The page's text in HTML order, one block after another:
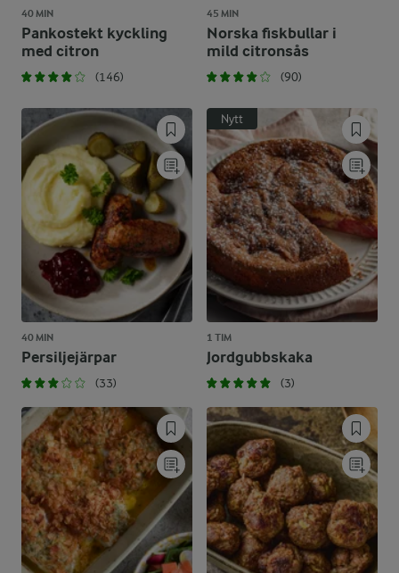
40 MIN
Pankostekt kyckling
med citron
(146)
45 MIN
Norska fiskbullar i
mild citronsås
(90)
40 MIN
Persiljejärpar
(33)
Nytt
1 TIM
Jordgubbskaka
(3)